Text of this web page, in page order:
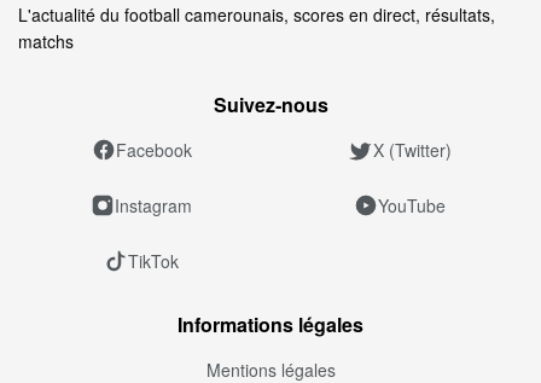
L'actualité du football camerounais, scores en direct, résultats,
matchs
Suivez‑nous
Facebook X (Twitter)
Instagram YouTube
TikTok
Informations légales
Mentions légales